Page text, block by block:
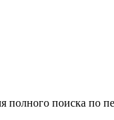
полного поиска по